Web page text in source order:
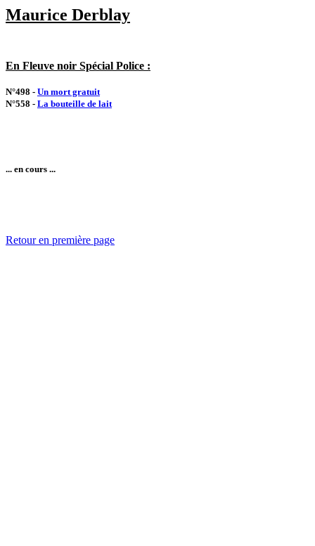
Maurice Derblay
En Fleuve noir Spécial Police :
N°498 - Un mort gratuit
N°558 - La bouteille de lait
... en cours ...
Retour en première page